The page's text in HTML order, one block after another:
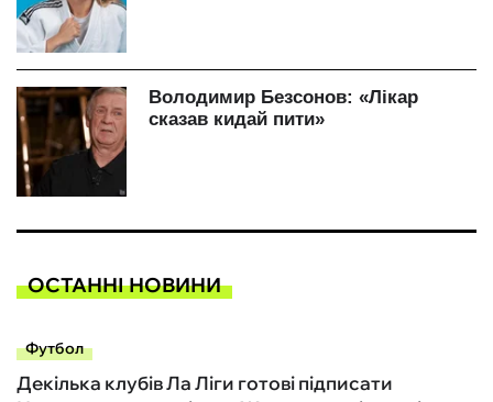
ОСТАННІ НОВИНИ
Футбол
Декілька клубів Ла Ліги готові підписати